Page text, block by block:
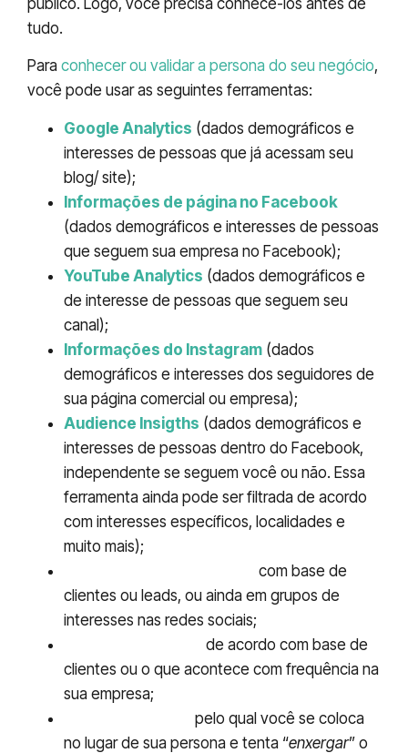
tudo.
Para conhecer ou validar a persona do seu negócio,
você pode usar as seguintes ferramentas:
Google Analytics (dados demográficos e
interesses de pessoas que já acessam seu
blog/ site);
Informações de página no Facebook
(dados demográficos e interesses de pessoas
que seguem sua empresa no Facebook);
YouTube Analytics (dados demográficos e
de interesse de pessoas que seguem seu
canal);
Informações do Instagram (dados
demográficos e interesses dos seguidores de
sua página comercial ou empresa);
Audience Insigths (dados demográficos e
interesses de pessoas dentro do Facebook,
independente se seguem você ou não. Essa
ferramenta ainda pode ser filtrada de acordo
com interesses específicos, localidades e
muito mais);
com base de
clientes ou leads, ou ainda em grupos de
interesses nas redes sociais;
de acordo com base de
clientes ou o que acontece com frequência na
sua empresa;
pelo qual você se coloca
no lugar de sua persona e tenta “enxergar” o